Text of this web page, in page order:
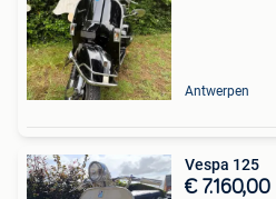
Antwerpen
Vespa 125
€ 7.160,00